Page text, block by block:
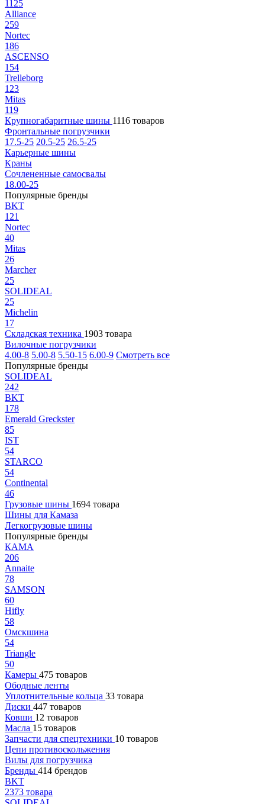
1125
Alliance
259
Nortec
186
ASCENSO
154
Trelleborg
123
Mitas
119
Крупногабаритные шины 1116 товаров
Фронтальные погрузчики
17.5-25 20.5-25 26.5-25
Карьерные шины
Краны
Сочлененные самосвалы
18.00-25
Популярные бренды
BKT
121
Nortec
40
Mitas
26
Marcher
25
SOLIDEAL
25
Michelin
17
Складская техника 1903 товара
Вилочные погрузчики
4.00-8 5.00-8 5.50-15 6.00-9 Смотреть все
Популярные бренды
SOLIDEAL
242
BKT
178
Emerald Greckster
85
IST
54
STARCO
54
Continental
46
Грузовые шины 1694 товара
Шины для Камаза
Легкогрузовые шины
Популярные бренды
КАМА
206
Annaite
78
SAMSON
60
Hifly
58
Омскшина
54
Triangle
50
Камеры 475 товаров
Ободные ленты
Уплотнительные кольца 33 товара
Диски 447 товаров
Ковши 12 товаров
Масла 15 товаров
Запчасти для спецтехники 10 товаров
Цепи противоскольжения
Вилы для погрузчика
Бренды 414 брендов
BKT
2373 товара